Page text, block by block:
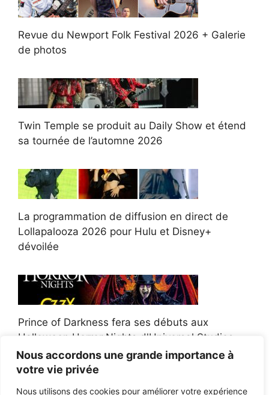
Nous accordons une grande importance à
votre vie privée
Nous utilisons des cookies pour améliorer votre expérience
Revue du Newport Folk Festival 2026 + Galerie
de photos
Twin Temple se produit au Daily Show et étend
sa tournée de l’automne 2026
La programmation de diffusion en direct de
Lollapalooza 2026 pour Hulu et Disney+
dévoilée
Prince of Darkness fera ses débuts aux
Halloween Horror Nights d'Universal Studios